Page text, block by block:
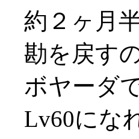
約２ヶ月
勘を戻す
ボヤーダ
Lv60にな